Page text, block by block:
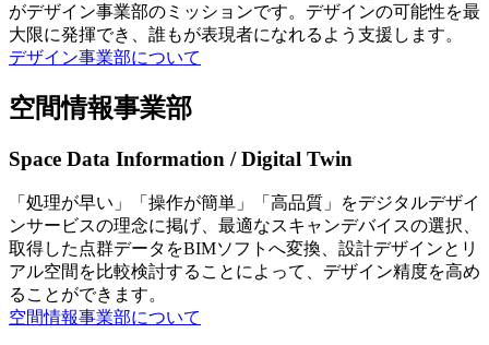
がデザイン事業部のミッションです。デザインの可能性を最
大限に発揮でき、誰もが表現者になれるよう支援します。
デザイン事業部について
空間情報事業部
Space Data Information / Digital Twin
「処理が早い」「操作が簡単」「高品質」をデジタルデザイ
ンサービスの理念に掲げ、最適なスキャンデバイスの選択、
取得した点群データをBIMソフトへ変換、設計デザインとリ
アル空間を比較検討することによって、デザイン精度を高め
ることができます。
空間情報事業部について